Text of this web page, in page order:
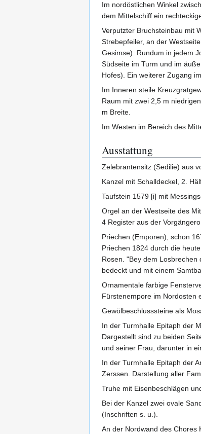
Im nordöstlichen Winkel
dem Mittelschiff ein
Verputzter Bruchsteinbau mit
Strebepfeiler, an der
Gesimse). Rundum in jedem
Südseite im Turm und im
Hofes). Ein weiterer Zugang
Im Inneren steile
Raum mit zwei 2,5 m
m Breite.
Im Westen im Bereich des
Ausstattung
Zelebrantensitz (Sedilie) aus
Kanzel mit Schalldeckel, 2.
Taufstein 1579 [i] mit
Orgel an der Westseite des
4 Register aus der
Priechen (Emporen), schon
Priechen 1824 durch die
Rosen. "Bey dem
bedeckt und mit einem
Ornamentale farbige
Fürstenempore im Nordosten
Gewölbeschlusssteine als
In der Turmhalle Epitaph der
Dargestellt sind zu beiden
und seiner Frau, darunter in
In der Turmhalle Epitaph der
Zerssen. Darstellung aller
Truhe mit Eisenbeschlägen
Bei der Kanzel zwei ovale
(Inschriften s. u.).
An der Nordwand des Chores